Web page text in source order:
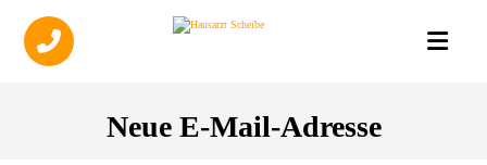
Neue E-Mail-Adresse